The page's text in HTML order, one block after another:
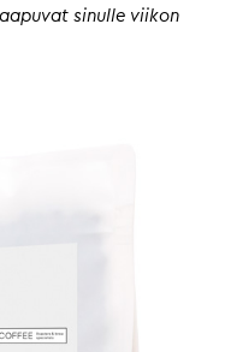
sinulle viikon